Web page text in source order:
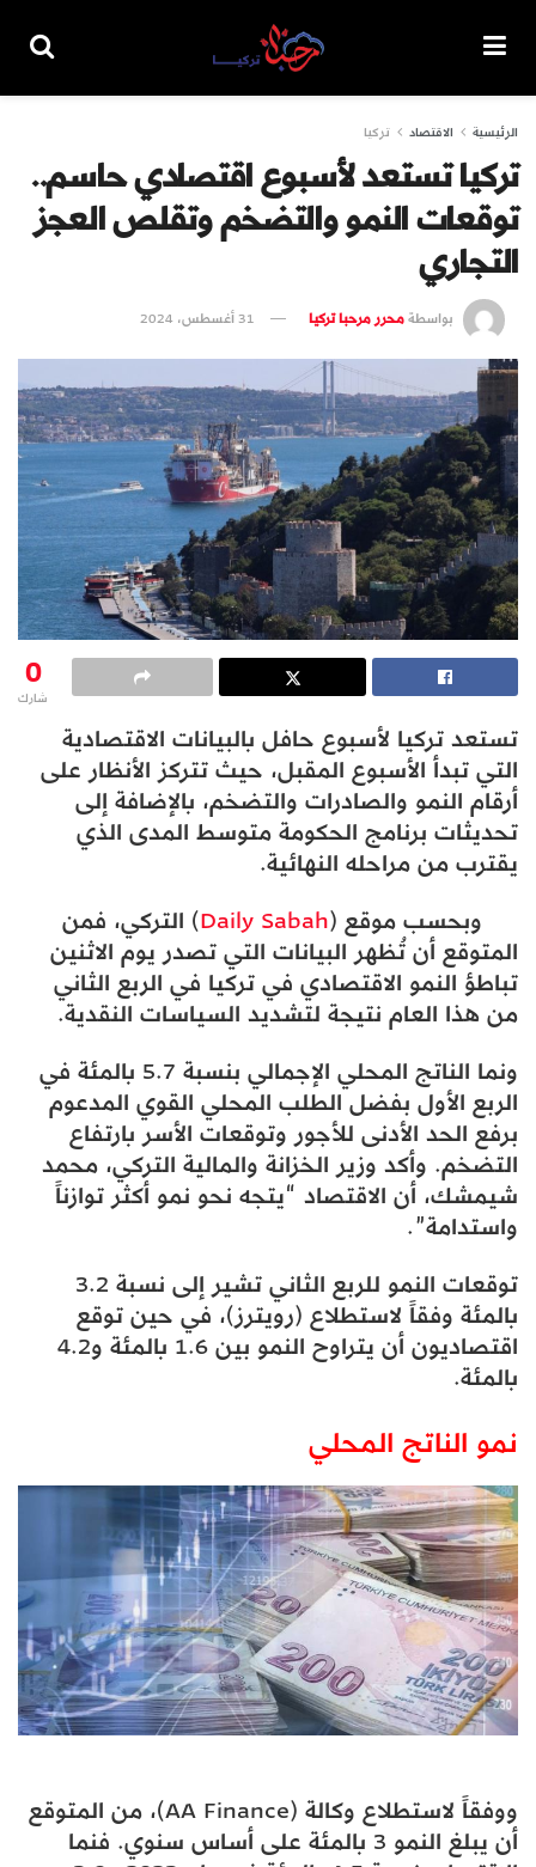
الرئيسية الاقتصاد تركيا
تركيا تستعد لأسبوع اقتصادي حاسم..
توقعات النمو والتضخم وتقلص العجز
التجاري
بواسطةمحرر مرحبا تركيا 31 أغسطس، 2024
0
شارك
تستعد تركيا لأسبوع حافل بالبيانات الاقتصادية
التي تبدأ الأسبوع المقبل، حيث تتركز الأنظار على
أرقام النمو والصادرات والتضخم، بالإضافة إلى
تحديثات برنامج الحكومة متوسط المدى الذي
يقترب من مراحله النهائية.
وبحسب موقع (Daily Sabah) التركي، فمن
المتوقع أن تُظهر البيانات التي تصدر يوم الاثنين
تباطؤ النمو الاقتصادي في تركيا في الربع الثاني
من هذا العام نتيجة لتشديد السياسات النقدية.
ونما الناتج المحلي الإجمالي بنسبة 5.7 بالمئة في
الربع الأول بفضل الطلب المحلي القوي المدعوم
برفع الحد الأدنى للأجور وتوقعات الأسر بارتفاع
التضخم. وأكد وزير الخزانة والمالية التركي، محمد
شيمشك، أن الاقتصاد “يتجه نحو نمو أكثر توازناً
واستدامة”.
توقعات النمو للربع الثاني تشير إلى نسبة 3.2
بالمئة وفقاً لاستطلاع (رويترز)، في حين توقع
اقتصاديون أن يتراوح النمو بين 1.6 بالمئة و4.2
بالمئة.
نمو الناتج المحلي
ووفقاً لاستطلاع وكالة (AA Finance)، من المتوقع
أن يبلغ النمو 3 بالمئة على أساس سنوي. فنما